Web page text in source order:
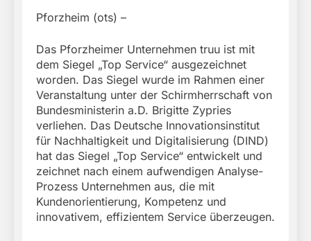
Pforzheim (ots) –
Das Pforzheimer Unternehmen truu ist mit
dem Siegel „Top Service“ ausgezeichnet
worden. Das Siegel wurde im Rahmen einer
Veranstaltung unter der Schirmherrschaft von
Bundesministerin a.D. Brigitte Zypries
verliehen. Das Deutsche Innovationsinstitut
für Nachhaltigkeit und Digitalisierung (DIND)
hat das Siegel „Top Service“ entwickelt und
zeichnet nach einem aufwendigen Analyse-
Prozess Unternehmen aus, die mit
Kundenorientierung, Kompetenz und
innovativem, effizientem Service überzeugen.